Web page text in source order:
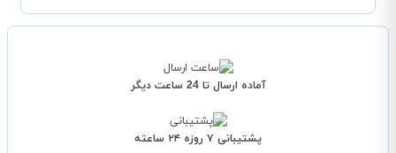
آماده ارسال تا 24 ساعت دیگر
پشتیبانی ۷ روزه ۲۴ ساعته